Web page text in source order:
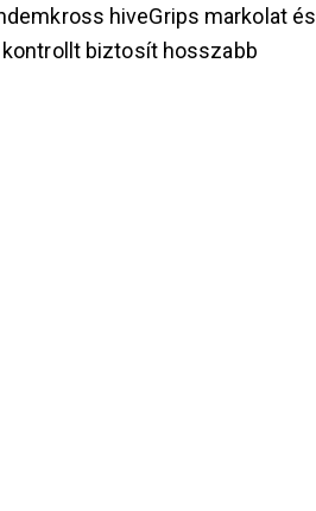
hiveGrips markolat és
biztosít hosszabb